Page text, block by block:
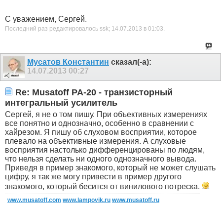
С уважением, Сергей.
Последний раз редактировалось ssk; 14.07.2013 в 01:03.
Мусатов Константин сказал(-а):
14.07.2013 00:27
Re: Musatoff PA-20 - транзисторный
интегральный усилитель
Сергей, я не о том пишу. При объективных измерениях
все понятно и однозначно, особенно в сравнении с
хайрезом. Я пишу об слуховом восприятии, которое
плевало на объективные измерения. А слуховые
восприятия настолько дифференцированы по людям,
что нельзя сделать ни одного однозначного вывода.
Приведя в пример знакомого, который не может слушать
цифру, я так же могу привести в пример другого
знакомого, который бесится от винилового потреска.
www.musatoff.com www.lampovik.ru www.musatoff.ru